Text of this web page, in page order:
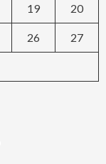
19 20
26 27